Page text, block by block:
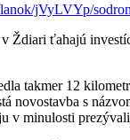
jVyLVYp/
Ždiari ťahajú
takmer 12
novostavba s
v minulosti